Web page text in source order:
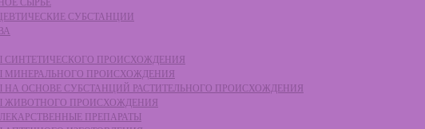
СЫРЬЁ
СУБСТАНЦИИ
СИНТЕТИЧЕСКОГО ПРОИСХОЖДЕНИЯ
МИНЕРАЛЬНОГО ПРОИСХОЖДЕНИЯ
НА ОСНОВЕ СУБСТАНЦИЙ РАСТИТЕЛЬНОГО ПРОИСХОЖДЕНИЯ
ЖИВОТНОГО ПРОИСХОЖДЕНИЯ
ПРЕПАРАТЫ